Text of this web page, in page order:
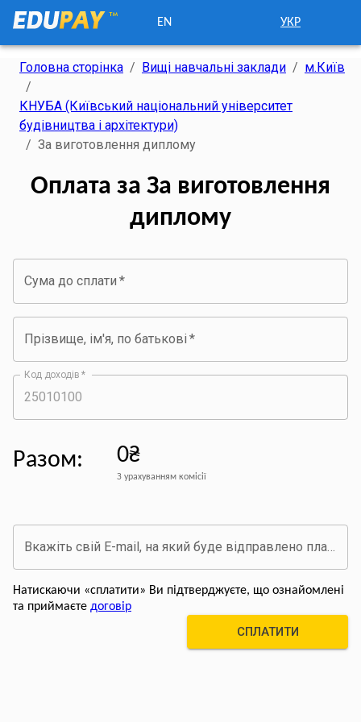
EN УКР
Головна сторінка / Вищі навчальні заклади / м.Київ
/
КНУБА (Київський національний університет
будівництва і архітектури)
/ За виготовлення диплому
Оплата за За виготовлення
диплому
Сума до сплати *
Прізвище, ім'я, по батькові *
Код доходів *
Разом: 0₴
З урахуванням комісії
Вкажіть свій E-mail, на який буде відправлено платіжний документ про оплату
Натискаючи «сплатити» Ви підтверджуєте, що ознайомлені
та приймаєте договір
СПЛАТИТИ